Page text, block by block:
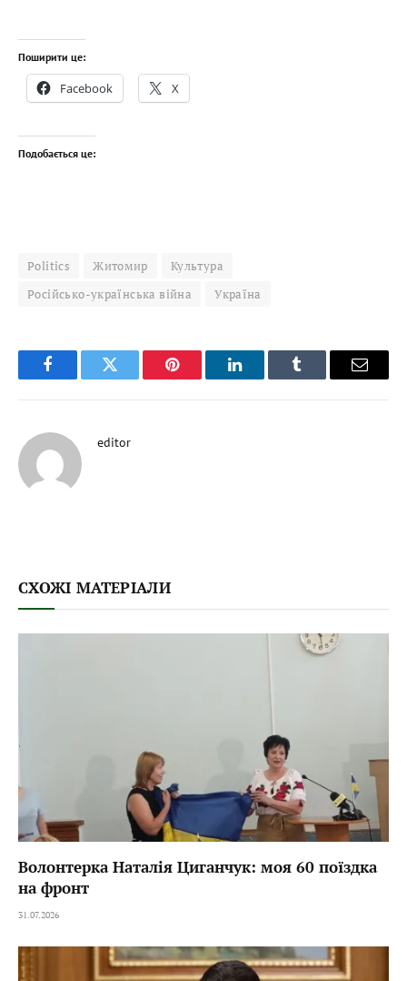
Поширити це:
Facebook X
Подобається це:
Politics Житомир
Культура
Російсько-українська війна
Україна
FacebookTwitter Pinterest LinkedInTumblr Email
editor
СХОЖІ МАТЕРІАЛИ
Волонтерка Наталія Циганчук: моя 60 поїздка
на фронт
31.07.2026